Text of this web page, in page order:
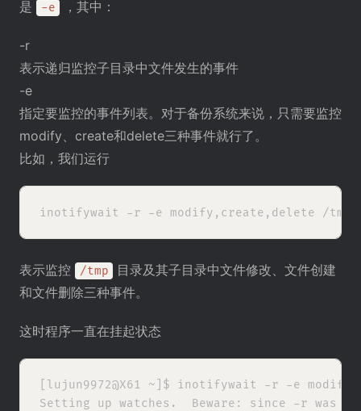
是
-e ，其中：
-r
表示递归监控子目录中文件发生的事件
-e
指定要监控的事件列表。对于备份系统来说，只需要监控
modify、create和delete三种事件就行了。
比如，我们运行
表示监控 /tmp
目录及其子目录中文件修改、文件创建
和文件删除三种事件。
这时程序一直在挂起状态
[lujun9972@X61 ~]$ inotifywait -r -e
Setting up watches.  Beware: since -r was